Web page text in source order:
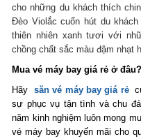
cho những du khách thích
Đèo Violắc cuốn hút du
thiên nhiên xanh tươi với
chồng chất sắc màu đậm nhạt
Mua vé máy bay giá rẻ ở đâu?
Hãy săn vé máy bay giá rẻ
sự phục vụ tận tình và chu
năm kinh nghiệm luôn mong
vé máy bay khuyến mãi cho